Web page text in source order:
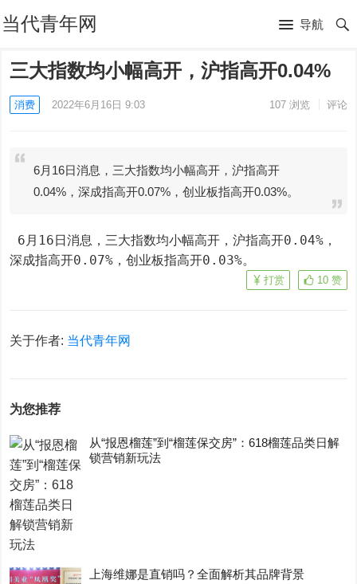
当代青年网 导航
三大指数均小幅高开，沪指高开0.04%
消费 2022年6月16日 9:03 107浏览 评论
6月16日消息，三大指数均小幅高开，沪指高开
0.04%，深成指高开0.07%，创业板指高开0.03%。
深成指高开0.07%，创业板指高开0.03%。
10 赞
打赏
关于作者: 当代青年网
为您推荐
从“报恩榴莲”到“榴莲保交房”：618榴莲品类日解
锁营销新玩法
上海维娜是直销吗？全面解析其品牌背景